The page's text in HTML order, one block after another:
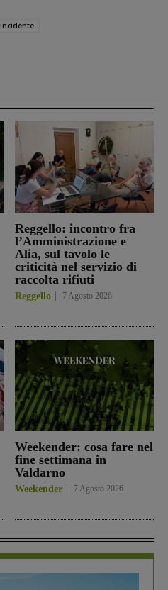
Reggello: incontro fra
l’Amministrazione e
Alia, sul tavolo le
criticità nel servizio di
raccolta rifiuti
Reggello 7 Agosto 2026
Weekender: cosa fare nel
fine settimana in
Valdarno
Weekender 7 Agosto 2026
incidente